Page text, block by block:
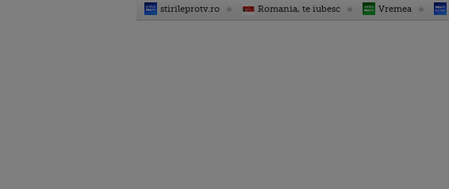
stirileprotv.ro Romania, te iubesc Vremea